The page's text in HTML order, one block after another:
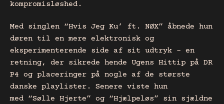
kompromisløshed.
Med singlen “Hvis Jeg Ku’ ft. NØX” åbnede hun
døren til en mere elektronisk og
eksperimenterende side af sit udtryk – en
retning, der sikrede hende Ugens Hittip på DR
P4 og placeringer på nogle af de største
danske playlister. Senere viste hun
med “Sølle Hjerte” og “Hjælpeløs” sin sjældne